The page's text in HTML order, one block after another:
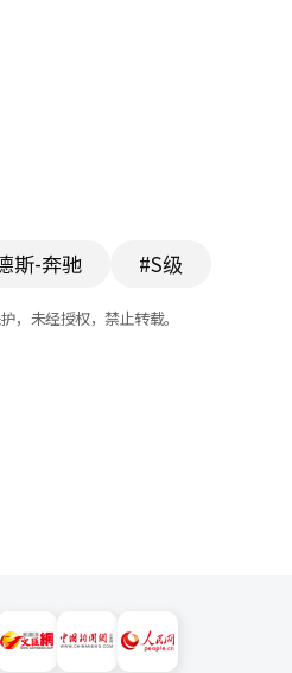
斯-奔驰 #S级
，未经授权，禁止转载。